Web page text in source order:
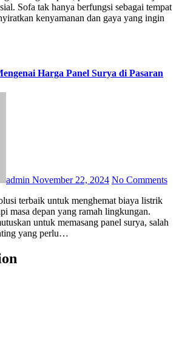
Sofa tak hanya berfungsi sebagai tempat
kenyamanan dan gaya yang ingin
Harga Panel Surya di Pasaran
admin November 22, 2024 No Comments
masa depan yang ramah lingkungan.
untuk memasang panel surya, salah
yang perlu…